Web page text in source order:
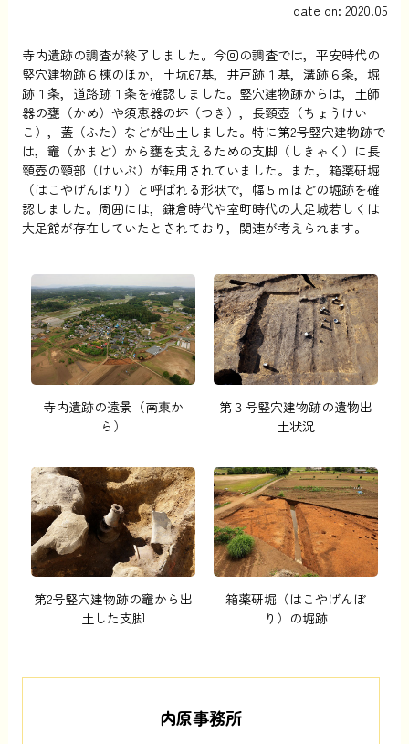
date on: 2020.05
寺内遺跡の調査が終了しました。今回の調査では，平安時代の
竪穴建物跡６棟のほか，土坑67基，井戸跡１基，溝跡６条，堀
跡１条，道路跡１条を確認しました。竪穴建物跡からは，土師
器の甕（かめ）や須恵器の坏（つき），長頸壺（ちょうけい
こ），蓋（ふた）などが出土しました。特に第2号竪穴建物跡で
は，竈（かまど）から甕を支えるための支脚（しきゃく）に長
頸壺の頸部（けいぶ）が転用されていました。また，箱薬研堀
（はこやげんぼり）と呼ばれる形状で，幅５ｍほどの堀跡を確
認しました。周囲には，鎌倉時代や室町時代の大足城若しくは
大足館が存在していたとされており，関連が考えられます。
寺内遺跡の遠景（南東か
ら）
第３号竪穴建物跡の遺物出
土状況
第2号竪穴建物跡の竈から出
土した支脚
箱薬研堀（はこやげんぼ
り）の堀跡
内原事務所